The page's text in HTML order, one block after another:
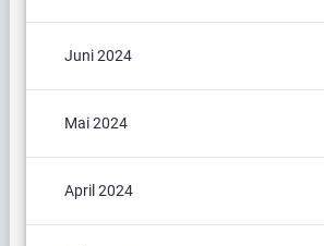
Juni 2024
Mai 2024
April 2024